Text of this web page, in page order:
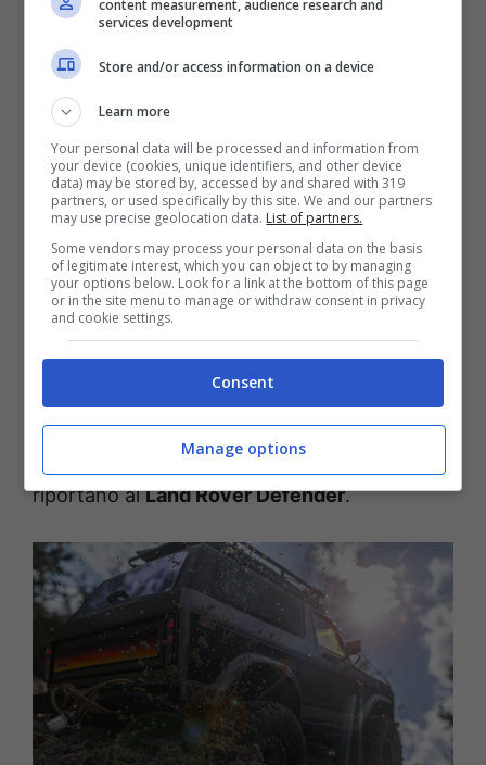
Un po’
concept T-X. Ma c’è anche un po’ di Europa in
questa modello, che in Cina stanno
aspettando praticamente tutti.
La Traveller, infatti, è il frutto del lavoro del
team con a capoHakan Saracoglu, che può
vantare esperienze anche con la Porsche.
Detto questo però il frontale, i richiami in
griglia, lettering e fari assomigliano tantissimo
Ford Bronco. Fiancata e coda, invece,
riportano alLand Rover Defender.
content measurement, audience research and
services development
Store and/or access information on a device
Learn more
Your personal data will be processed and information from
your device (cookies, unique identifiers, and other device
data) may be stored by, accessed by and shared with 319
partners, or used specifically by this site. We and our partners
may use precise geolocation data. List of partners.
Some vendors may process your personal data on the basis
of legitimate interest, which you can object to by managing
your options below. Look for a link at the bottom of this page
or in the site menu to manage or withdraw consent in privacy
and cookie settings.
Consent
Manage options